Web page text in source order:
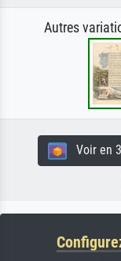
Autres
Voir en